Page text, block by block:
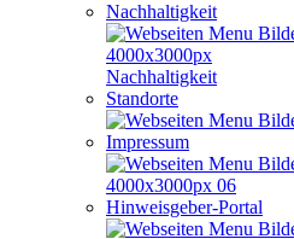
Nachhaltigkeit
Nachhaltigkeit
Standorte
Impressum
Hinweisgeber-Portal